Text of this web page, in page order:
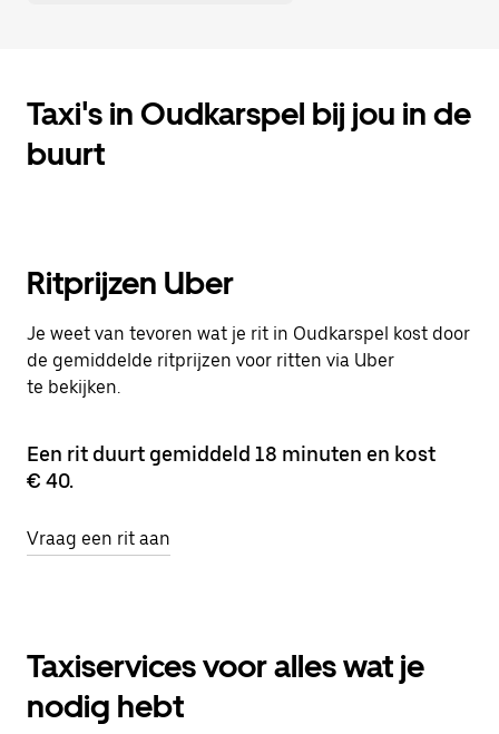
Taxi's in Oudkarspel bij jou in de
buurt
Ritprijzen Uber
Je weet van tevoren wat je rit in Oudkarspel kost door
de gemiddelde ritprijzen voor ritten via Uber
te bekijken.
Een rit duurt gemiddeld 18 minuten en kost
€ 40.
Vraag een rit aan
Taxiservices voor alles wat je
nodig hebt